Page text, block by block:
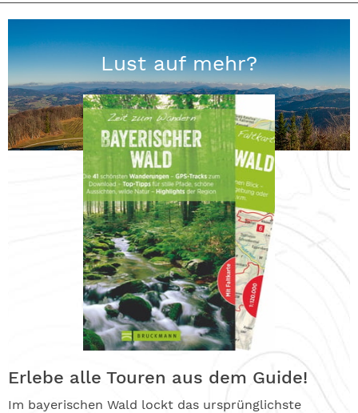
Lust auf mehr?
Erlebe alle Touren aus dem Guide!
Im bayerischen Wald lockt das ursprünglichste